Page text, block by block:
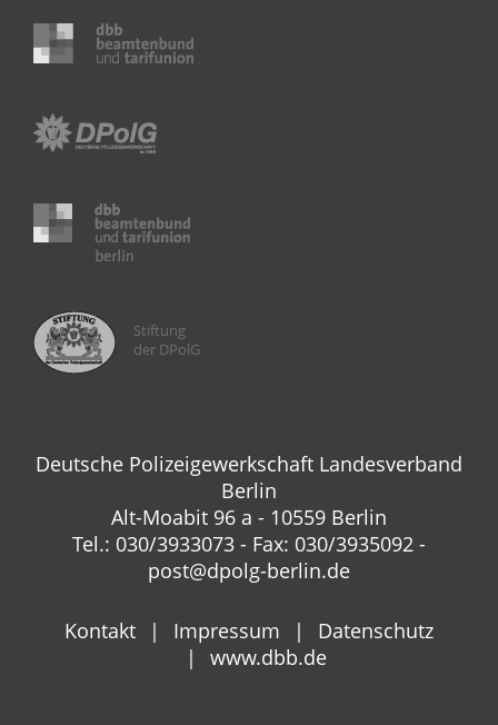
Stiftung
der DPolG
Deutsche Polizeigewerkschaft Landesverband
Berlin
Alt-Moabit 96 a - 10559 Berlin
Tel.: 030/3933073 - Fax: 030/3935092 -
post@dpolg-berlin.de
Kontakt Impressum
Datenschutz
www.dbb.de